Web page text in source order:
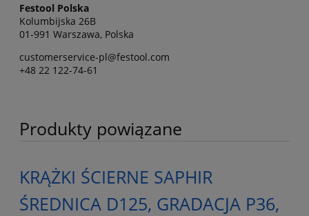
Festool Polska
Kolumbijska 26B
01-991 Warszawa, Polska
customerservice-pl@festool.com
+48 22 122-74-61
Produkty powiązane
KRĄŻKI ŚCIERNE SAPHIR
ŚREDNICA D125, GRADACJA P36,